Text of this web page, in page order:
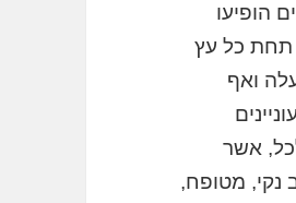
הופיעו
תחת כל עץ
ואף
אשר
נקי, מטופח,